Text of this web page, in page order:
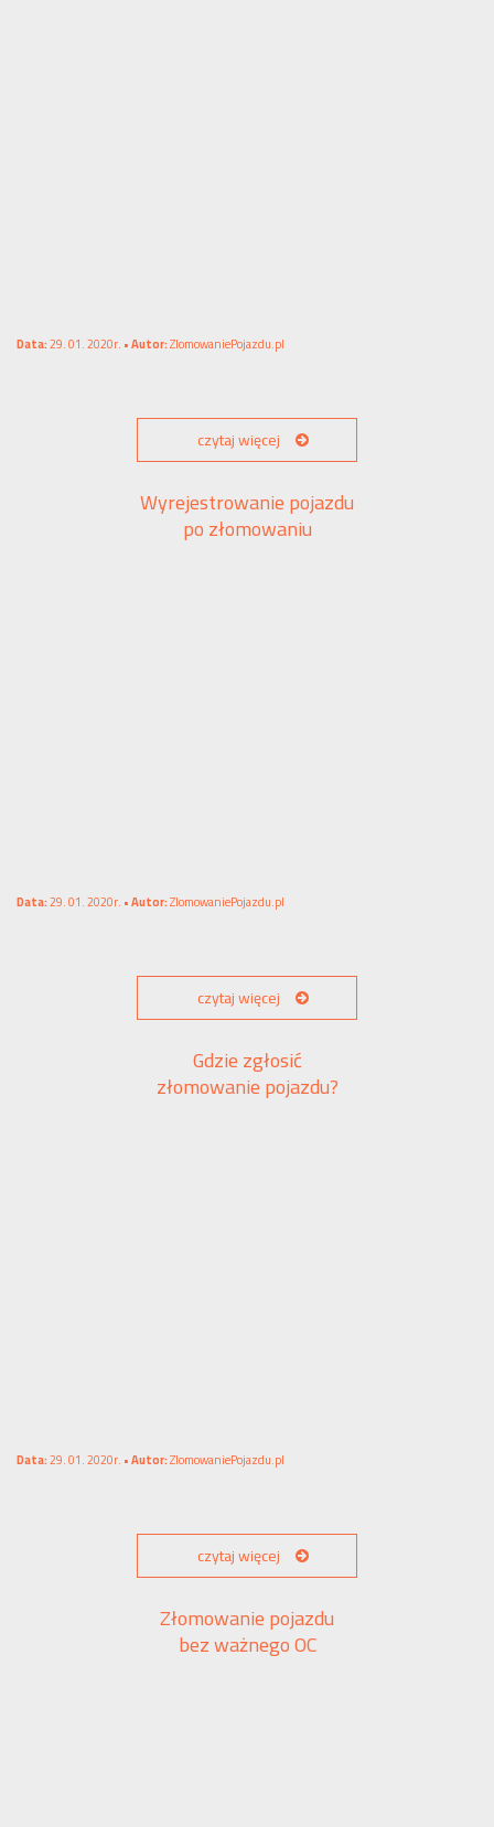
Data:29. 01. 2020r. •Autor:ZlomowaniePojazdu.pl
czytaj więcej
Wyrejestrowanie pojazdu
po złomowaniu
Data:29. 01. 2020r. •Autor:ZlomowaniePojazdu.pl
czytaj więcej
Gdzie zgłosić
złomowanie pojazdu?
Data:29. 01. 2020r. •Autor:ZlomowaniePojazdu.pl
czytaj więcej
Złomowanie pojazdu
bez ważnego OC